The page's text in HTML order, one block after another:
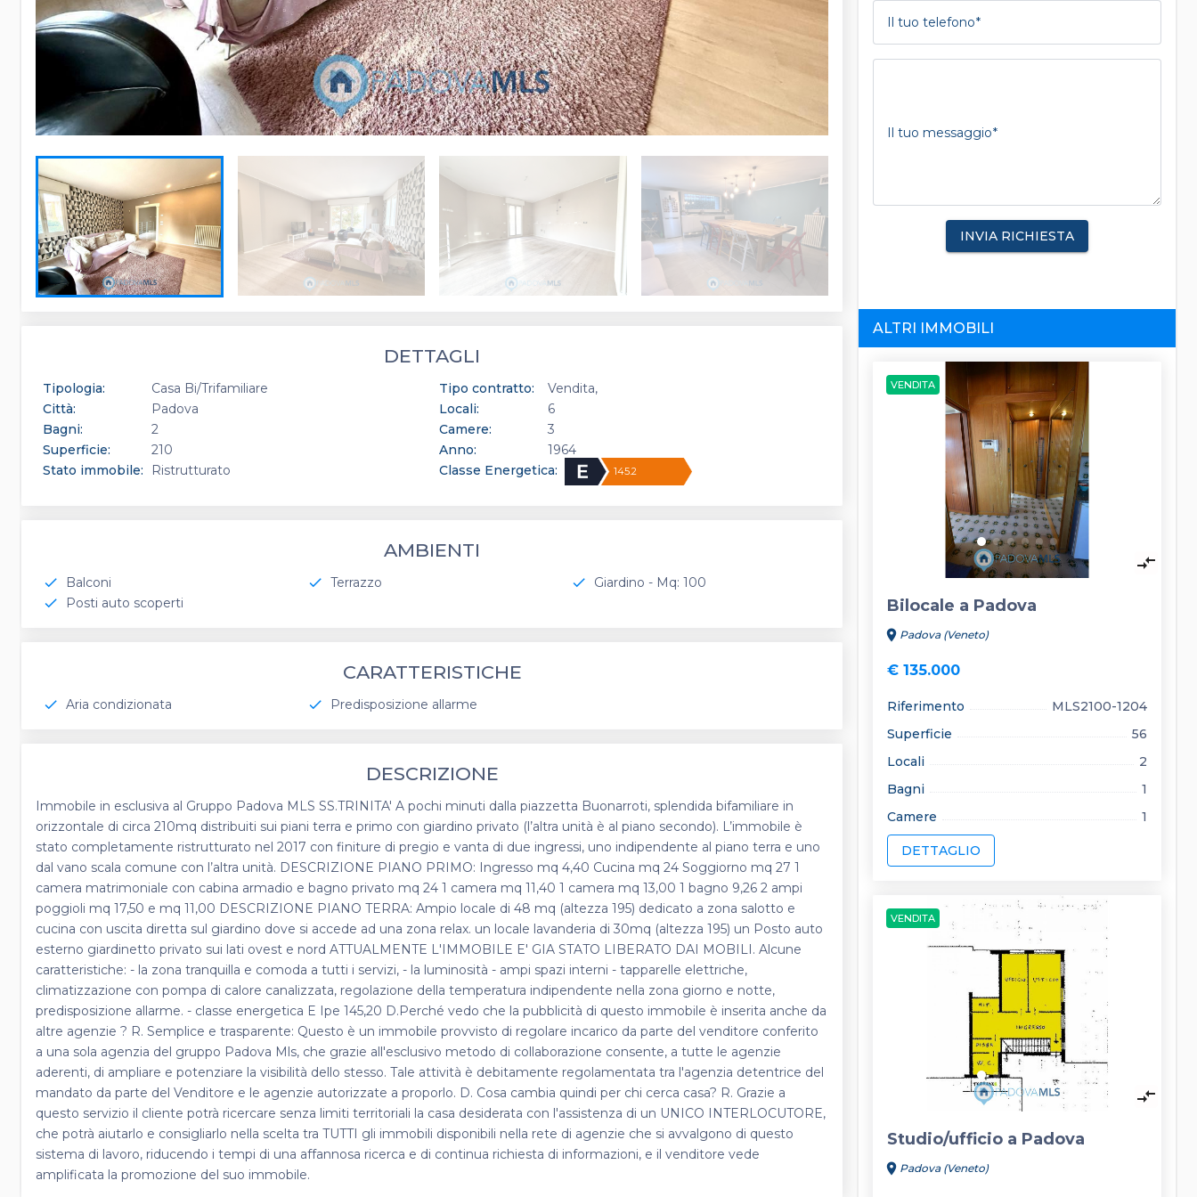
DETTAGLI
Tipologia: Casa Bi/Trifamiliare Tipo contratto:
Vendita
Città:
Padova Locali:
6
Bagni:
2 Camere:
3
Superficie:
210 Anno:
1964
Stato immobile:
Ristrutturato Classe Energetica: 145.2
AMBIENTI
check Balconi check Terrazzo check
Giardino - Mq: 100
check
Posti auto scoperti
CARATTERISTICHE
check Aria condizionata check Predisposizione allarme
DESCRIZIONE
Immobile in esclusiva al Gruppo Padova MLS SS.TRINITA' A pochi minuti dalla piazzetta Buonarroti, splendida bifamiliare in
orizzontale di circa 210mq distribuiti sui piani terra e primo con giardino privato (l’altra unità è al piano secondo). L’immobile è
stato completamente ristrutturato nel 2017 con finiture di pregio e vanta di due ingressi, uno indipendente al piano terra e uno
dal vano scala comune con l’altra unità. DESCRIZIONE PIANO PRIMO: Ingresso mq 4,40 Cucina mq 24 Soggiorno mq 27 1
camera matrimoniale con cabina armadio e bagno privato mq 24 1 camera mq 11,40 1 camera mq 13,00 1 bagno 9,26 2 ampi
poggioli mq 17,50 e mq 11,00 DESCRIZIONE PIANO TERRA: Ampio locale di 48 mq (altezza 195) dedicato a zona salotto e
cucina con uscita diretta sul giardino dove si accede ad una zona relax. un locale lavanderia di 30mq (altezza 195) un Posto auto
esterno giardinetto privato sui lati ovest e nord ATTUALMENTE L'IMMOBILE E' GIA STATO LIBERATO DAI MOBILI. Alcune
caratteristiche: - la zona tranquilla e comoda a tutti i servizi, - la luminosità - ampi spazi interni - tapparelle elettriche,
climatizzazione con pompa di calore canalizzata, regolazione della temperatura indipendente nella zona giorno e notte,
predisposizione allarme. - classe energetica E Ipe 145,20 D.Perché vedo che la pubblicità di questo immobile è inserita anche da
altre agenzie ? R. Semplice e trasparente: Questo è un immobile provvisto di regolare incarico da parte del venditore conferito
a una sola agenzia del gruppo Padova Mls, che grazie all'esclusivo metodo di collaborazione consente, a tutte le agenzie
aderenti, di ampliare e potenziare la visibilità dello stesso. Tale attività è debitamente regolamentata tra l'agenzia detentrice del
mandato da parte del Venditore e le agenzie autorizzate a proporlo. D. Cosa cambia quindi per chi cerca casa? R. Grazie a
questo servizio il cliente potrà ricercare senza limiti territoriali la casa desiderata con l'assistenza di un UNICO INTERLOCUTORE,
che potrà aiutarlo e consigliarlo nella scelta tra TUTTI gli immobili disponibili nella rete di agenzie che si avvalgono di questo
sistema di lavoro, riducendo i tempi di una affannosa ricerca e di continua richiesta di informazioni, e il venditore vede
amplificata la promozione del suo immobile.
Il tuo telefono
Il tuo messaggio
INVIA RICHIESTA
ALTRI IMMOBILI
VENDITA
compare_arrows
Bilocale a Padova
location_on Padova (Veneto)
€ 135.000
Riferimento
MLS2100-1204
Superficie
56
Locali
2
Bagni
1
Camere
1
DETTAGLIO
VENDITA
compare_arrows
Studio/ufficio a Padova
location_on Padova (Veneto)